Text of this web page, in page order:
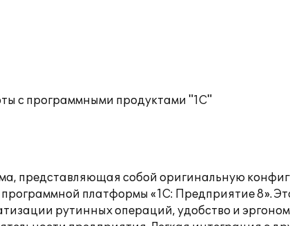
с программными продуктами "1С"
представляющая собой оригинальную
платформы «1С: Предприятие 8».
рутинных операций, удобство и